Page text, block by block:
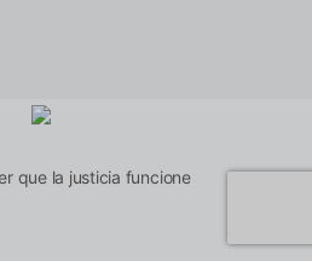
que la justicia funcione